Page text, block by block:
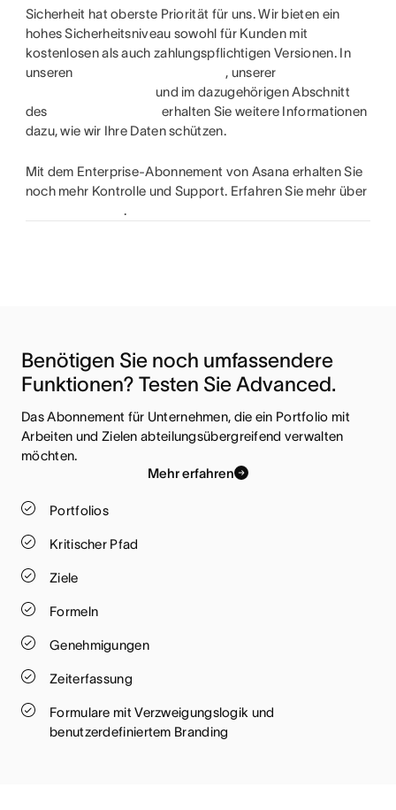
Sicherheit hat oberste Priorität für uns. Wir bieten ein
hohes Sicherheitsniveau sowohl für Kunden mit
kostenlosen als auch zahlungspflichtigen Versionen. In
unseren
, unserer
und im dazugehörigen Abschnitt
des
erhalten Sie weitere Informationen
dazu, wie wir Ihre Daten schützen.
Mit dem Enterprise-Abonnement von Asana erhalten Sie
noch mehr Kontrolle und Support. Erfahren Sie mehr über
.
Benötigen Sie noch umfassendere
Funktionen? Testen Sie Advanced.
Das Abonnement für Unternehmen, die ein Portfolio mit
Arbeiten und Zielen abteilungsübergreifend verwalten
möchten.
Mehr erfahren
Portfolios
Kritischer Pfad
Ziele
Formeln
Genehmigungen
Zeiterfassung
Formulare mit Verzweigungslogik und
benutzerdefiniertem Branding